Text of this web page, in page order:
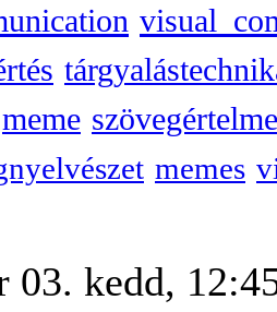
meme
memes
03. kedd,